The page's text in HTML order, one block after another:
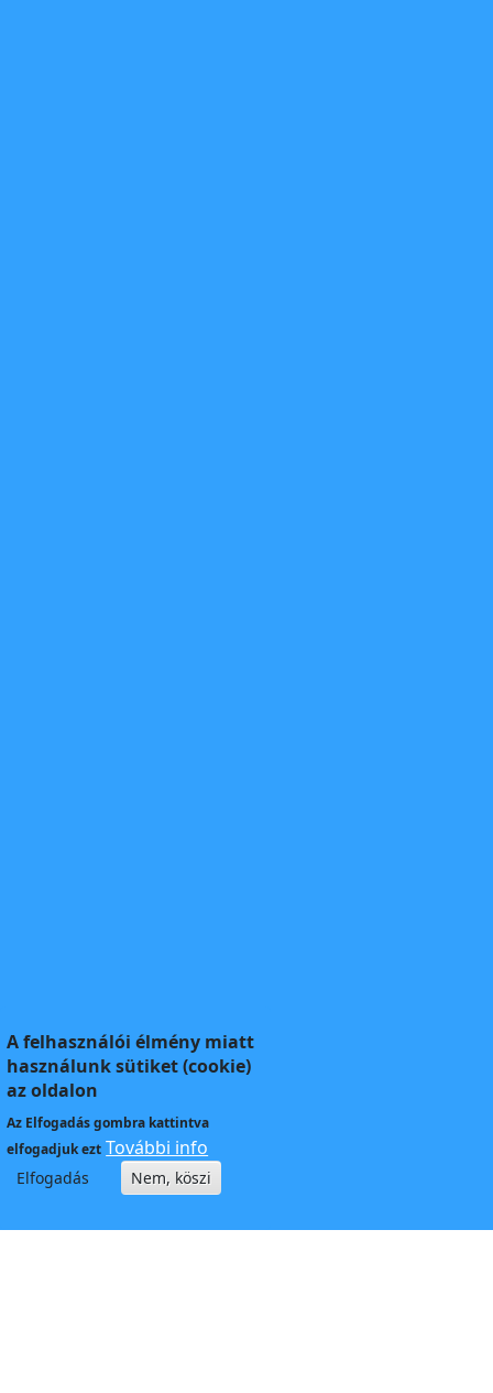
A felhasználói élmény miatt
használunk sütiket (cookie)
az oldalon
Az Elfogadásgombra kattintva
elfogadjuk ezt További info
Elfogadás Nem, köszi